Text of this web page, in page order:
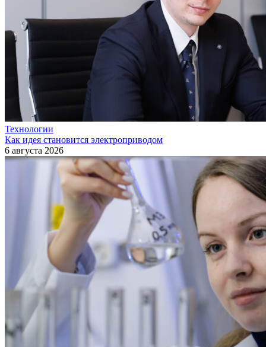
Технологии
Как идея становится электроприводом
6 августа 2026